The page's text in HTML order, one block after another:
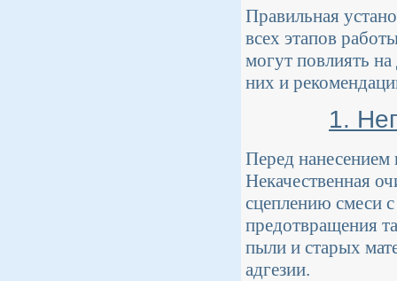
Правильная
всех этапов
могут повлиять
них и
1.
Перед нанесением
Некачественная
сцеплению смеси
предотвращения
пыли и старых
адгезии.